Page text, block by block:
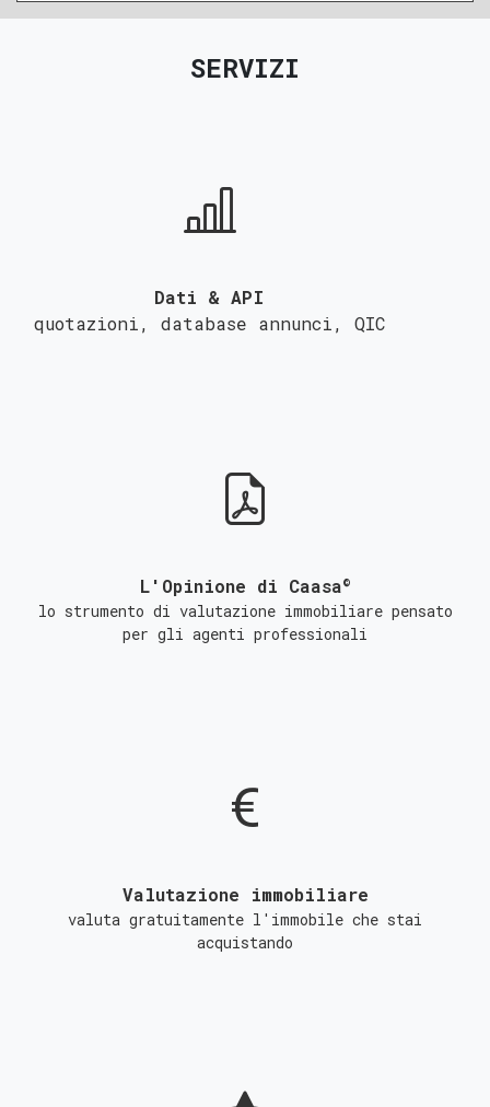
SERVIZI
Dati & API
quotazioni, database annunci, QIC
L'Opinione di Caasa©
lo strumento di valutazione immobiliare pensato
per gli agenti professionali
Valutazione immobiliare
valuta gratuitamente l'immobile che stai
acquistando